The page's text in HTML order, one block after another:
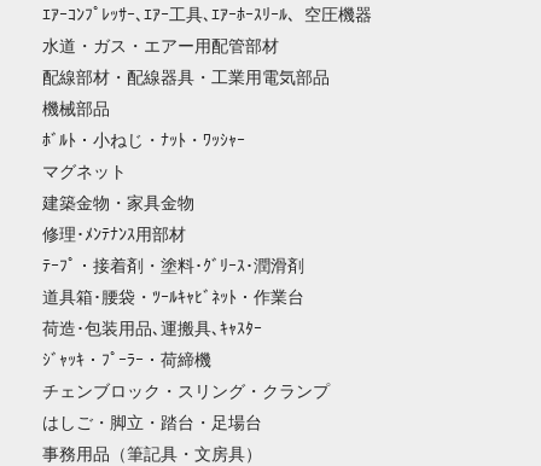
ｴｱｰｺﾝﾌﾟﾚｯｻｰ､ｴｱｰ工具､ｴｱｰﾎｰｽﾘｰﾙ、空圧機器
水道・ガス・エアー用配管部材
配線部材・配線器具・工業用電気部品
機械部品
ﾎﾞﾙﾄ・小ねじ・ﾅｯﾄ・ﾜｯｼｬｰ
マグネット
建築金物・家具金物
修理･ﾒﾝﾃﾅﾝｽ用部材
ﾃｰﾌﾟ・接着剤・塗料･ｸﾞﾘｰｽ･潤滑剤
道具箱･腰袋・ﾂｰﾙｷｬﾋﾞﾈｯﾄ・作業台
荷造･包装用品､運搬具､ｷｬｽﾀｰ
ｼﾞｬｯｷ・ﾌﾟｰﾗｰ・荷締機
チェンブロック・スリング・クランプ
はしご・脚立・踏台・足場台
事務用品（筆記具・文房具）